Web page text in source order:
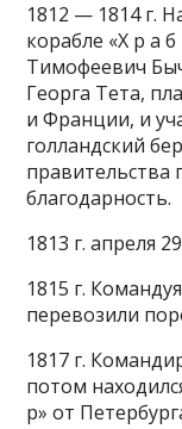
1812 — 1814 г.
корабле «Х р а
Тимофеевич
Георга Тета,
и Франции, и
голландский
правительства
благодарность.
1813 г. апреля
1815 г.
перевозили
1817 г.
потом
р» от